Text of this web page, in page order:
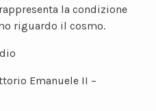
la condizione
riguardo il cosmo.
Emanuele II –